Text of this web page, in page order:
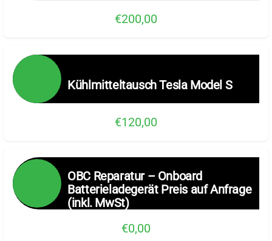
€200,00
Kühlmitteltausch Tesla Model S
€120,00
OBC Reparatur – Onboard
Batterieladegerät Preis auf Anfrage
(inkl. MwSt)
€0,00